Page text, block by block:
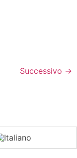
Successivo →